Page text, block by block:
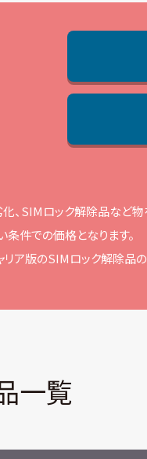
、SIMロック解除品など
件での価格となります。
ア版のSIMロック解除品
一覧